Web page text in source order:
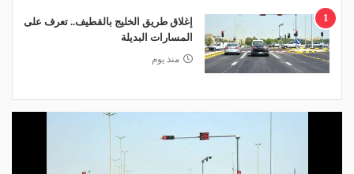
1
إغلاق طريق الخليج بالقطيف.. تعرف على
المسارات البديلة
منذ يوم